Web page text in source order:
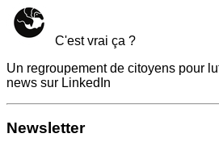
C'est vrai ça ?
Un regroupement de citoyens pour
news sur LinkedIn
Newsletter